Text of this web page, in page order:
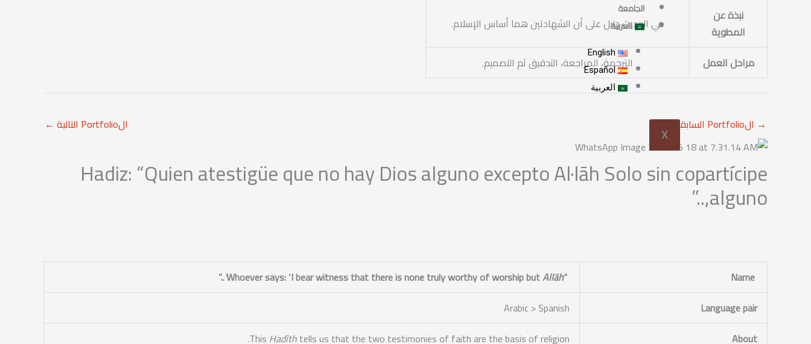
الجامعة
العربية
English
Español
العربية
X
نبذة عن
المطوية
في الحديث دليل على أن الشهادتين هما أساس الإسلام.
مراحل العمل الترجمة، المراجعة، التدقيق ثم التصميم.
→ الPortfolio السابقة الPortfolio التالية ←
Hadiz: “Quien atestigüe que no hay Dios alguno excepto Al·lāh Solo sin copartícipe
alguno,..”
Name
“Whoever says: ‘I bear witness that there is none truly worthy of worship but
Allāh’
..”
Language pair
Arabic > Spanish
About
This Hadīthtells us that the two testimonies of faith are the basis of religion.